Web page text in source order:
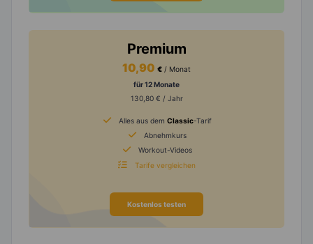
Premium
10,90 € / Monat
für 12 Monate
130,80 € / Jahr
Alles aus dem Classic-Tarif
Abnehmkurs
Workout-Videos
Tarife vergleichen
Kostenlos testen